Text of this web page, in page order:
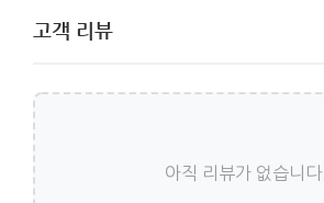
고객 리뷰
아직 리뷰가 없습니다.